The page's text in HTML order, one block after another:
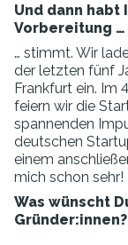
Und dann habt
Vorbereitung …
… stimmt. Wir
der letzten fünf
Frankfurt ein. Im
feiern wir die
spannenden
deutschen
einem
mich schon sehr!
Was wünscht
Gründer:innen?